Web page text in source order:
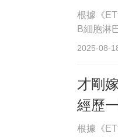
根據《
B細胞淋
2025-08-
才剛
經歷
根據《